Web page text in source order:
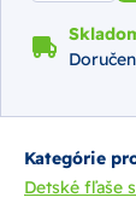
Kategórie
Detské fľaše